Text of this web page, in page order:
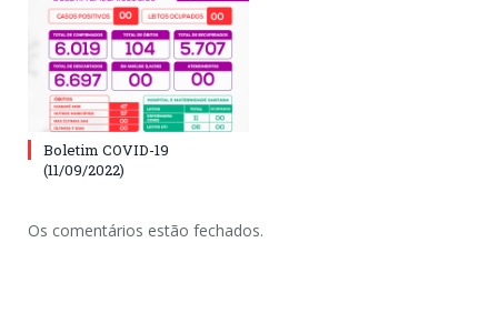
Boletim COVID-19
(11/09/2022)
Os comentários estão fechados.